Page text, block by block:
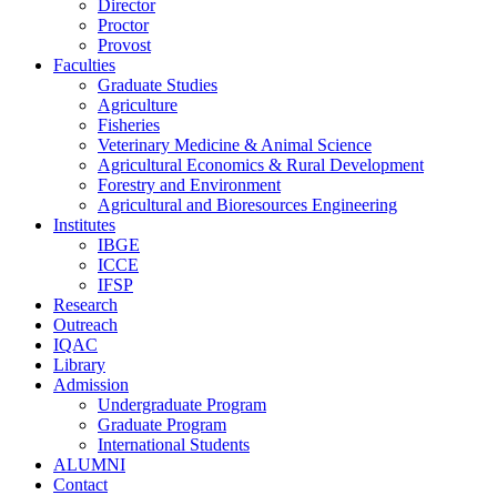
Director
Proctor
Provost
Faculties
Graduate Studies
Agriculture
Fisheries
Veterinary Medicine & Animal Science
Agricultural Economics & Rural Development
Forestry and Environment
Agricultural and Bioresources Engineering
Institutes
IBGE
ICCE
IFSP
Research
Outreach
IQAC
Library
Admission
Undergraduate Program
Graduate Program
International Students
ALUMNI
Contact